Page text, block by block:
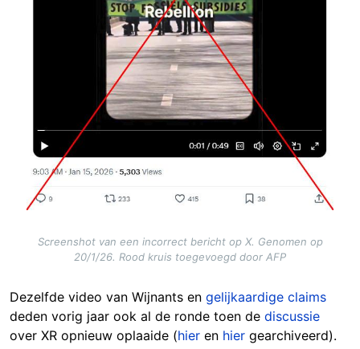
Screenshot van een incorrect bericht op X. Genomen op
20/1/26. Rood kruis toegevoegd door AFP
Dezelfde video van Wijnants en gelijkaardige claims
deden vorig jaar ook al de ronde toen de discussie
over XR opnieuw oplaaide (hier en hier gearchiveerd).